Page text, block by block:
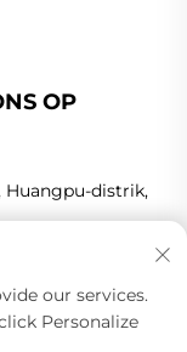
OP
Huangpu-distrik,
our services.
Personalize